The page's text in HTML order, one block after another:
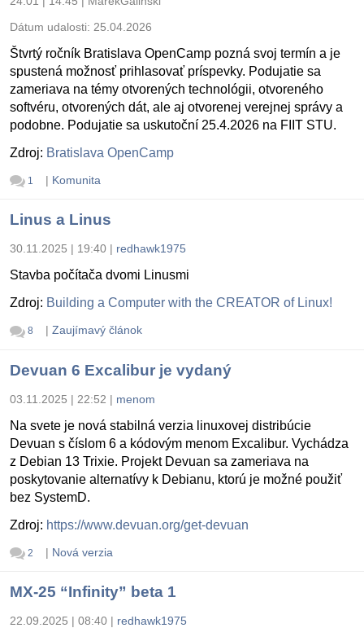
Dátum udalosti: 25.04.2026
Štvrtý ročník Bratislava OpenCamp pozná svoj termín a je
spustená možnosť prihlasovať príspevky. Podujatie sa
zameriava na témy otvorených technológii, otvoreného
softvéru, otvorených dát, ale aj otvorenej verejnej správy a
podobne. Podujatie sa uskutoční 25.4.2026 na FIIT STU.
Zdroj: Bratislava OpenCamp
1 | Komunita
Linus a Linus
30.11.2025 | 19:40 | redhawk1975
Stavba počítača dvomi Linusmi
Zdroj: Building a Computer with the CREATOR of Linux!
8 | Zaujímavý článok
Devuan 6 Excalibur je vydaný
03.11.2025 | 22:52 | menom
Na svete je nová stabilná verzia linuxovej distribúcie
Devuan s číslom 6 a kódovým menom Excalibur. Vychádza
z Debian 13 Trixie. Projekt Devuan sa zameriava na
poskytovanie alternatívy k Debianu, ktorú je možné použiť
bez SystemD.
Zdroj: https://www.devuan.org/get-devuan
2 | Nová verzia
MX-25 “Infinity” beta 1
22.09.2025 | 08:40 | redhawk1975